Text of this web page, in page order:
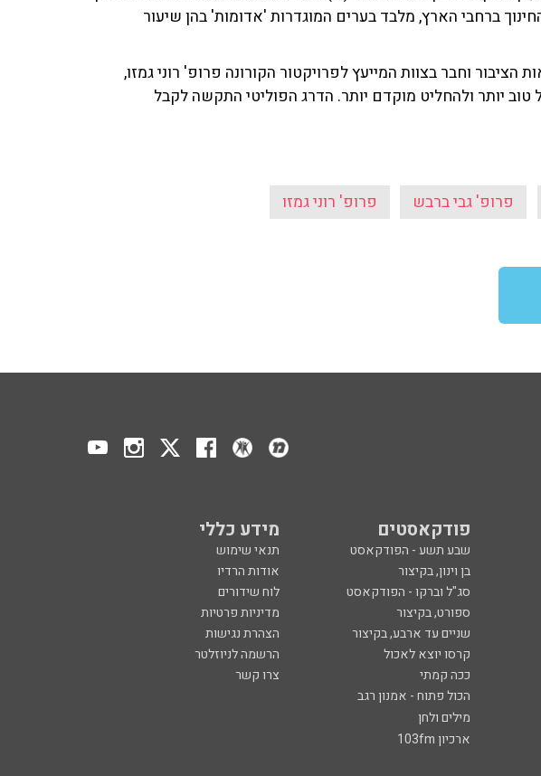
ברחבי הארץ, מלבד בערים המוגדרות 'אדומות' בהן שיעור
הציבור וחבר בצוות המייעץ לפרויקטור הקורונה פרופ' רוני גמזו,
יותר ולהחליט מוקדם יותר. הדרג הפוליטי התקשה לקבל
פרופ' גבי ברבש פרופ' רוני גמזו
פודקאסטים מידע כללי
שבע תשע - הפודקאסט
תנאי שימוש
בן וינון, בקיצור
אודות הרדיו
סג"ל וברקו - הפודקאסט
לוח שידורים
ספורט, בקיצור
מדיניות פרטיות
שניים עד ארבע, בקיצור
הצהרת נגישות
קרסו יוצא לאכול
הרשמה לניוזלטר
ככה קמתי
צרו קשר
הכול פתוח - אמנון רגב
מילים ולחן
ארכיון 103fm